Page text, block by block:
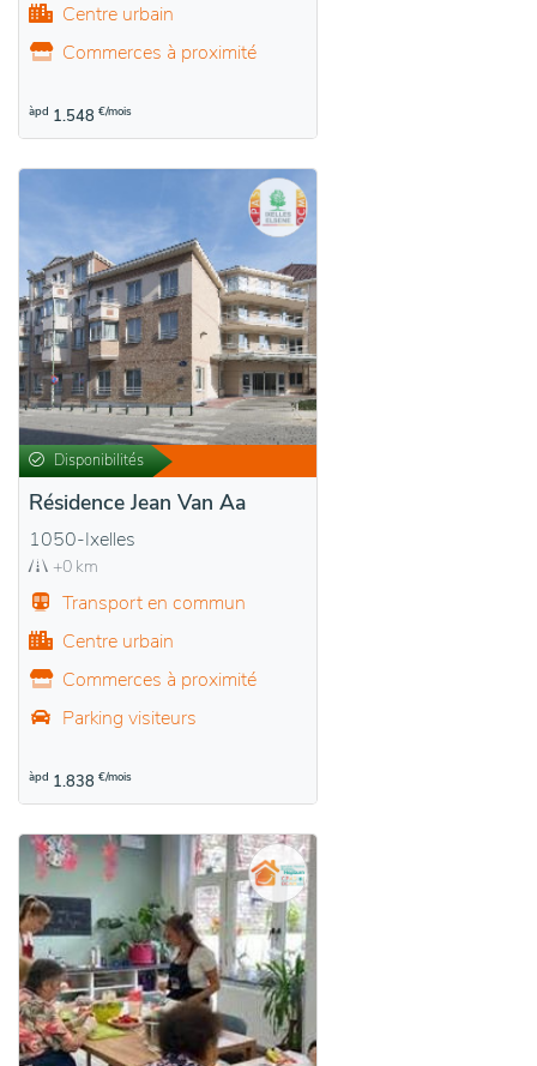
Centre urbain
Commerces à proximité
àpd 1.548 €/mois
Disponibilités
Résidence Jean Van Aa
1050-Ixelles
+0 km
Transport en commun
Centre urbain
Commerces à proximité
Parking visiteurs
àpd 1.838 €/mois